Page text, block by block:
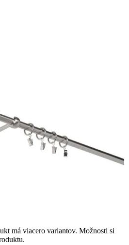
má viacero variantov. Možnosti si